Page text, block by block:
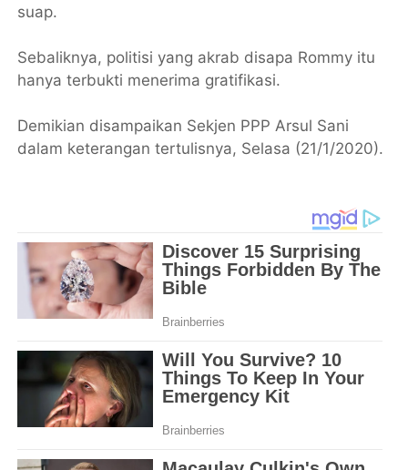
suap.
Sebaliknya, politisi yang akrab disapa Rommy itu
hanya terbukti menerima gratifikasi.
Demikian disampaikan Sekjen PPP Arsul Sani
dalam keterangan tertulisnya, Selasa (21/1/2020).